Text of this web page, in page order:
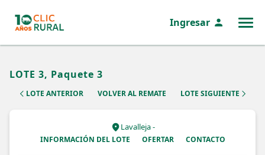
Ingresar
LOTE 3, Paquete 3
LOTE ANTERIOR VOLVER AL REMATE LOTE SIGUIENTE
INFORMACIÓN DEL LOTE OFERTAR CONTACTO
Lavalleja -